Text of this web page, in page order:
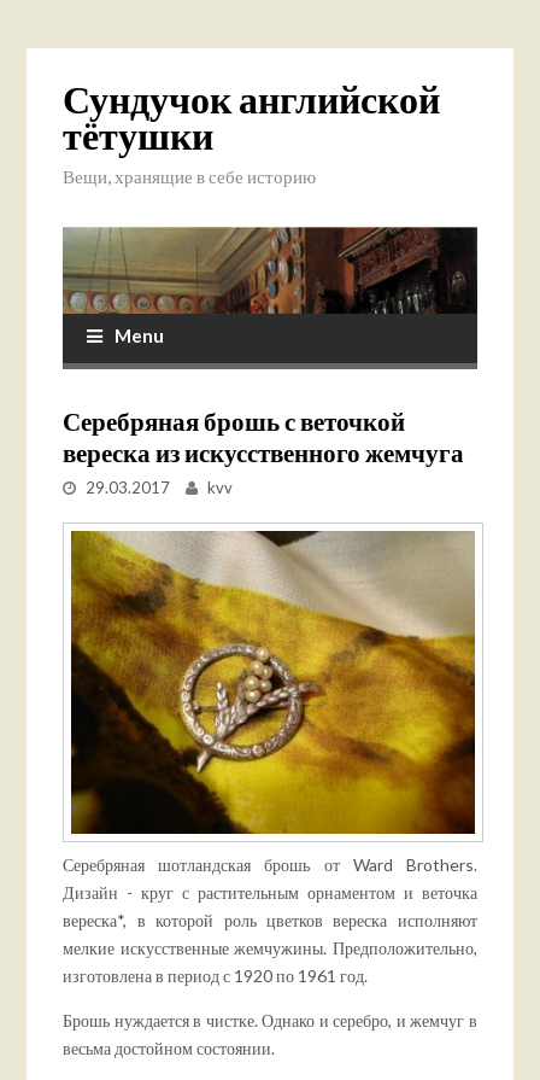
Сундучок английской
тётушки
Вещи, хранящие в себе историю
Menu
Серебряная брошь с веточкой
вереска из искусственного жемчуга
29.03.2017 kvv
Серебряная шотландская брошь от Ward Brothers.
Дизайн - круг с растительным орнаментом и веточка
вереска*, в которой роль цветков вереска исполняют
мелкие искусственные жемчужины. Предположительно,
изготовлена в период с 1920 по 1961 год.
Брошь нуждается в чистке. Однако и серебро, и жемчуг в
весьма достойном состоянии.